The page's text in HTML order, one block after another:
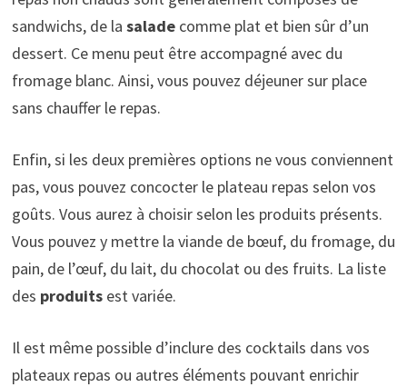
sandwichs, de la salade comme plat et bien sûr d’un
dessert. Ce menu peut être accompagné avec du
fromage blanc. Ainsi, vous pouvez déjeuner sur place
sans chauffer le repas.
Enfin, si les deux premières options ne vous conviennent
pas, vous pouvez concocter le plateau repas selon vos
goûts. Vous aurez à choisir selon les produits présents.
Vous pouvez y mettre la viande de bœuf, du fromage, du
pain, de l’œuf, du lait, du chocolat ou des fruits. La liste
des produits est variée.
Il est même possible d’inclure des cocktails dans vos
plateaux repas ou autres éléments pouvant enrichir